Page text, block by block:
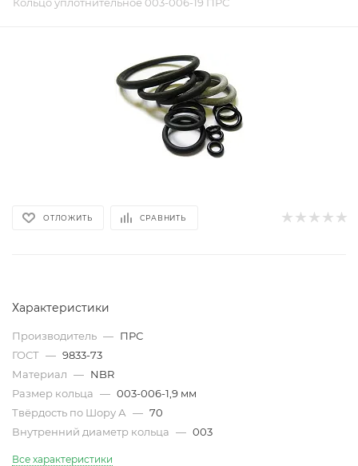
ОТЛОЖИТЬ СРАВНИТЬ
Характеристики
Производитель — ПРС
ГОСТ — 9833-73
Материал — NBR
Размер кольца — 003-006-1,9 мм
Твёрдость по Шору А — 70
Внутренний диаметр кольца — 003
Все характеристики